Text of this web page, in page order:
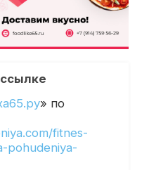
» по
fitnes-
pohudeniya-